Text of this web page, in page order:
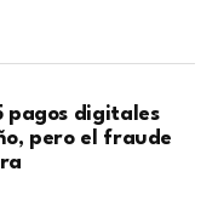
pagos digitales
pero el fraude